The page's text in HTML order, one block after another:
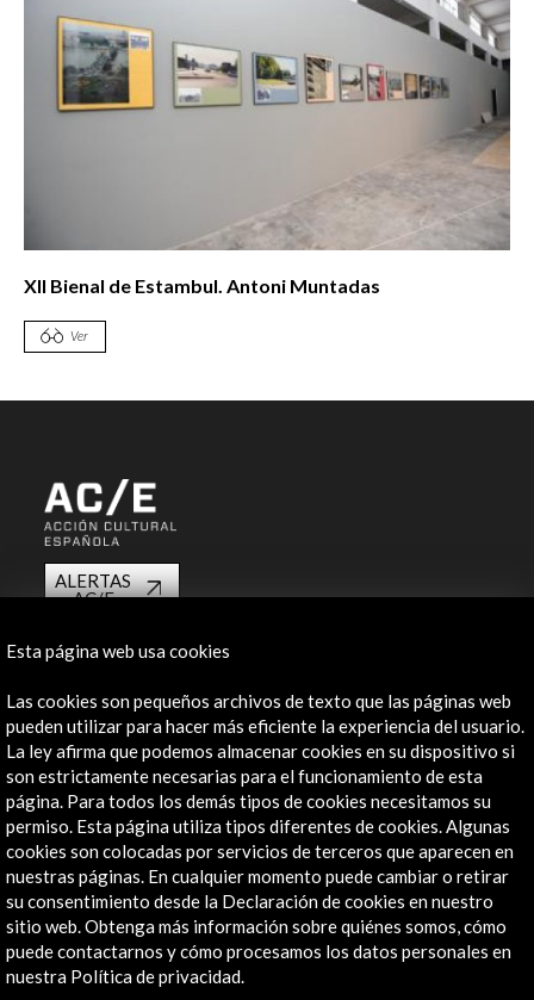
XII Bienal de Estambul. Antoni Muntadas
Ver
ALERTAS
AC/E
Contacta
info@accioncultural.es
+34 91 700 4000
José Abascal, 4 - 4º
28003 Madrid, España
Canales de contacto
Explora
Institucional
Actividades
Esta página web usa cookies
Las cookies son pequeños archivos de texto que las páginas web
pueden utilizar para hacer más eficiente la experiencia del usuario.
La ley afirma que podemos almacenar cookies en su dispositivo si
son estrictamente necesarias para el funcionamiento de esta
página. Para todos los demás tipos de cookies necesitamos su
permiso. Esta página utiliza tipos diferentes de cookies. Algunas
cookies son colocadas por servicios de terceros que aparecen en
nuestras páginas. En cualquier momento puede cambiar o retirar
su consentimiento desde la Declaración de cookies en nuestro
sitio web. Obtenga más información sobre quiénes somos, cómo
puede contactarnos y cómo procesamos los datos personales en
nuestra Política de privacidad.